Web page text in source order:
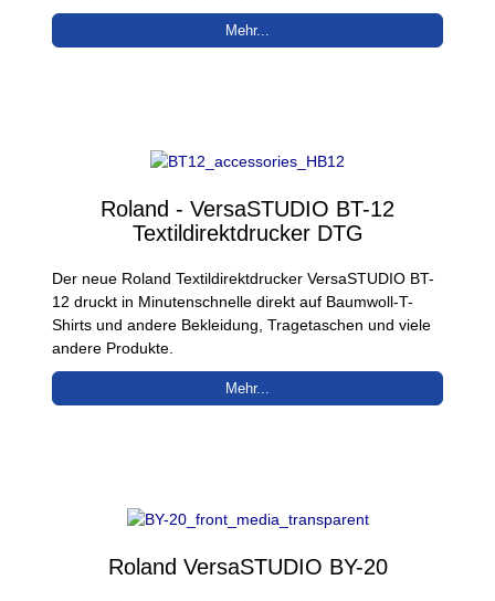
Mehr...
Roland - VersaSTUDIO BT-12
Textildirektdrucker DTG
Der neue Roland Textildirektdrucker VersaSTUDIO BT-
12 druckt in Minutenschnelle direkt auf Baumwoll-T-
Shirts und andere Bekleidung, Tragetaschen und viele
andere Produkte.
Mehr...
Roland VersaSTUDIO BY-20